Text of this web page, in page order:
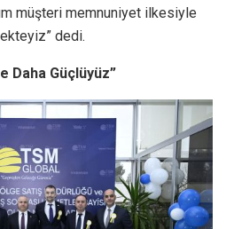
müşteri memnuniyet ilkesiyle
dedi.
Daha Güçlüyüz”